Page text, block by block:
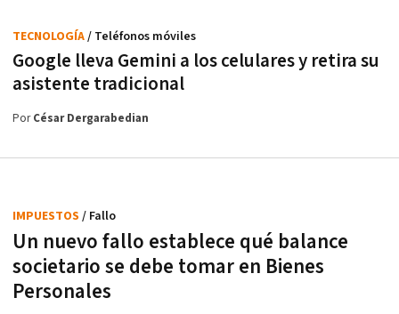
Google lleva Gemini a los celulares y retira su
asistente tradicional
TECNOLOGÍA/ Teléfonos móviles
PorCésar Dergarabedian
Un nuevo fallo establece qué balance
societario se debe tomar en Bienes
Personales
IMPUESTOS / Fallo